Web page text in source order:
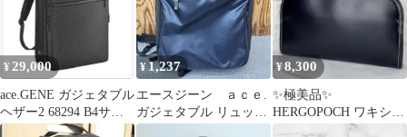
¥ 29,000
ace.GENE ガジェタブル
ヘザー2 68294 B4サイ
ズ対応
¥ 1,237
エースジーン ａｃｅ.
ガジェタブル リュック
ビジネスバッグ ショ
¥8,300
✨極美品✨
HERGOPOCH ワキシン
グレザー クラッチバッ